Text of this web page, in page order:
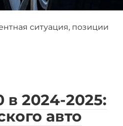
ситуация, позиции
в 2024-2025:
авто